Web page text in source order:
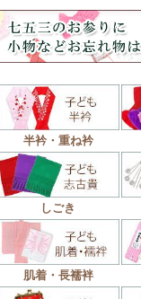
半衿・重ね衿
しごき
肌着・長襦袢